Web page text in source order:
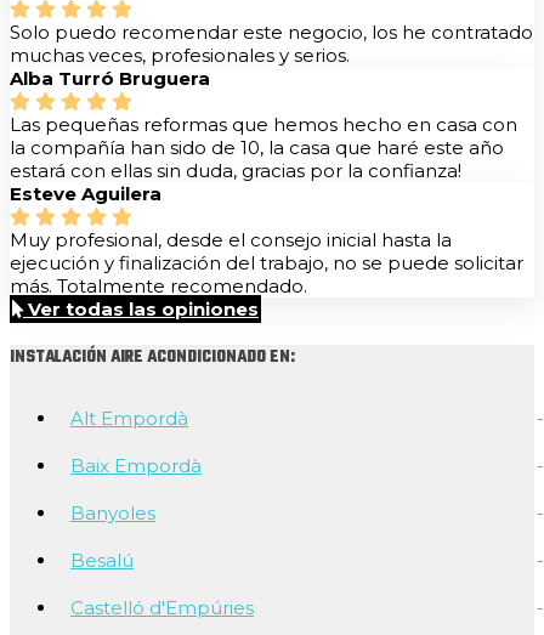
Solo puedo recomendar este negocio, los he contratado
muchas veces, profesionales y serios.
Alba Turró Bruguera
Las pequeñas reformas que hemos hecho en casa con
la compañía han sido de 10, la casa que haré este año
estará con ellas sin duda, gracias por la confianza!
Esteve Aguilera
Muy profesional, desde el consejo inicial hasta la
ejecución y finalización del trabajo, no se puede solicitar
más. Totalmente recomendado.
Ver todas las opiniones
INSTALACIÓN AIRE ACONDICIONADO EN:
Alt Empordà
Baix Empordà
Banyoles
Besalú
Castelló d'Empúries